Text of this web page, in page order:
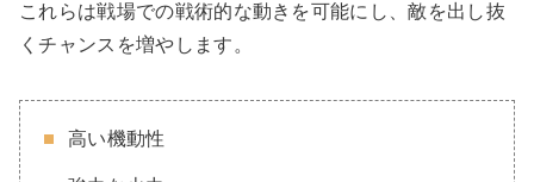
これらは戦場での戦術的な動きを可能にし、敵を出し抜
くチャンスを増やします。
高い機動性